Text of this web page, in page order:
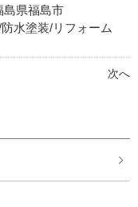
島県福島市
水塗装/リフォーム
次へ